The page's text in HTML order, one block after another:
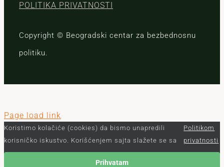
POLITIKA PRIVATNOSTI
Copyright © Beogradski centar za bezbednosnu
politiku.
Page load link
Koristimo kolačiće (cookies) da bismo unapredili
korisničko iskustvo. Korišćenjem sajta slažete se sa
Politikom
privatnosti
Prihvatam